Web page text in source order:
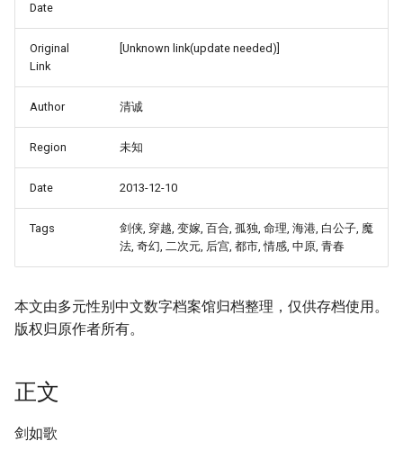
Date
Original
Link
[Unknown link(update needed)]
Author 清诚
Region 未知
Date 2013-12-10
Tags
剑侠, 穿越, 变嫁, 百合, 孤独, 命理, 海港, 白公子, 魔
法, 奇幻, 二次元, 后宫, 都市, 情感, 中原, 青春
本文由多元性别中文数字档案馆归档整理，仅供存档使用。
版权归原作者所有。
正文
剑如歌